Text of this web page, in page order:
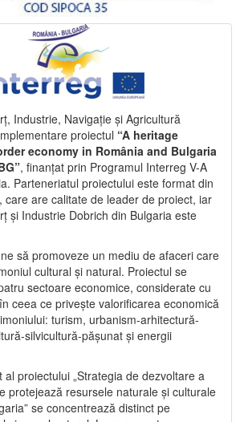
Industrie, Navigație și Agricultură
proiectul “A heritage
economy in România and Bulgaria
, finanțat prin Programul Interreg V-A
Parteneriatul proiectului este format din
care are calitate de leader de proiect, iar
și Industrie Dobrich din Bulgaria este
să promoveze un mediu de afaceri care
cultural și natural. Proiectul se
sectoare economice, considerate cu
ceea ce privește valorificarea economică
turism, urbanism-arhitectură-
silvicultură-pășunat și energii
al proiectului „Strategia de dezvoltare a
protejează resursele naturale și culturale
se concentrează distinct pe